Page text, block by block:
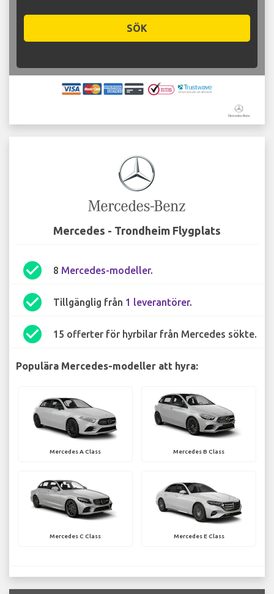
SÖK
Mercedes - Trondheim Flygplats
check_circle 8 Mercedes-modeller.
check_circle Tillgänglig från 1 leverantörer.
check_circle 15 offerter för hyrbilar från Mercedes sökte.
Populära Mercedes-modeller att hyra:
Mercedes A Class Mercedes B Class
Mercedes C Class Mercedes E Class